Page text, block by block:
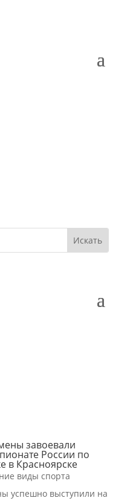
завоевали
России по
в Красноярске
виды спорта
успешно выступили на